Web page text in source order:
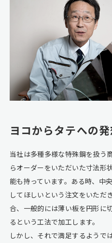
ヨコからタテへの
当社は多種多様な特殊鋼を扱う
らオーダーをいただいた寸法形
能も持っています。ある時、中
してほしいという注文をいただ
合、一般的には薄い板を円形に
るという工法で加工します。
しかし、それで満足するようで